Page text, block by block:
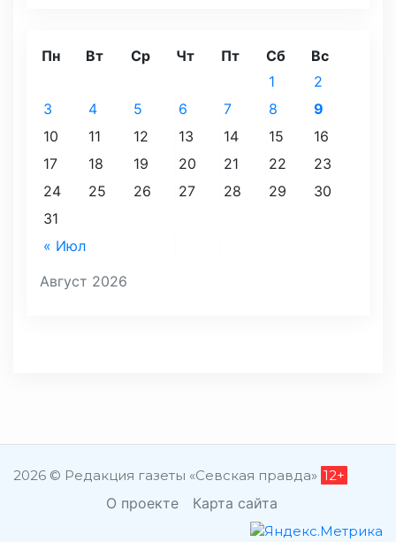
Август 2026
Пн Вт Ср Чт Пт Сб Вс
« Июл
1
2
3
4 5 6 7 8
9
10
11 12 13 14 15
16
17
18 19 20 21 22
23
24
25 26 27 28 29
30
31
2026 © Редакция газеты «Севская правда» 12+
О проекте Карта сайта